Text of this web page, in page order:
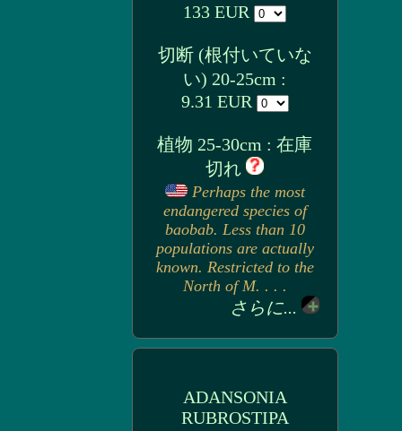
133 EUR
切断 (根付いていな
い) 20-25cm :
9.31 EUR
植物 25-30cm : 在庫
切れ
Perhaps the most
endangered species of
baobab. Less than 10
populations are actually
known. Restricted to the
North of M. . . .
さらに...
ADANSONIA
RUBROSTIPA